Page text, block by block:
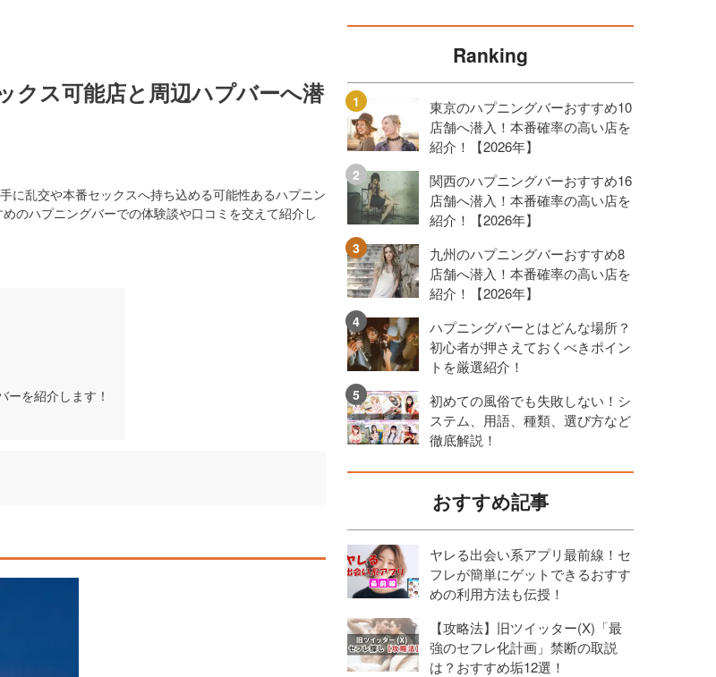
クス可能店と周辺ハプバーへ潜
に乱交や本番セックスへ持ち込める可能性あるハプニン
のハプニングバーでの体験談や口コミを交えて紹介し
を紹介します！
Ranking
東京のハプニングバーおすすめ10
店舗へ潜入！本番確率の高い店を
紹介！【2026年】
関西のハプニングバーおすすめ16
店舗へ潜入！本番確率の高い店を
紹介！【2026年】
九州のハプニングバーおすすめ8
店舗へ潜入！本番確率の高い店を
紹介！【2026年】
ハプニングバーとはどんな場所？
初心者が押さえておくべきポイン
トを厳選紹介！
初めての風俗でも失敗しない！シ
ステム、用語、種類、選び方など
徹底解説！
おすすめ記事
ヤレる出会い系アプリ最前線！セ
フレが簡単にゲットできるおすす
めの利用方法も伝授！
【攻略法】旧ツイッター(X)「最
強のセフレ化計画」禁断の取説
は？おすすめ垢12選！